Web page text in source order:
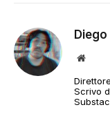
Sito
Scrivo